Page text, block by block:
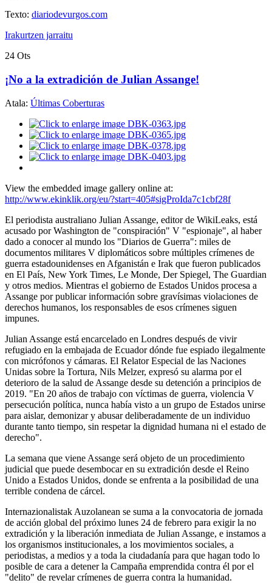
Texto: diariodevurgos.com
Irakurtzen jarraitu
24 Ots
¡No a la extradición de Julian Assange!
Atala: Últimas Coberturas
View the embedded image gallery online at:
http://www.ekinklik.org/eu/?start=405#sigProIda7c1cbf28f
El periodista australiano Julian Assange, editor de WikiLeaks, está
acusado por Washington de "conspiración" V "espionaje", al haber
dado a conocer al mundo los "Diarios de Guerra": miles de
documentos militares V diplomáticos sobre múltiples crímenes de
guerra estadounidenses en Afganistán e Irak que fueron publicados
en El País, New York Times, Le Monde, Der Spiegel, The Guardian
y otros medios. Mientras el gobierno de Estados Unidos procesa a
Assange por publicar información sobre gravísimas violaciones de
derechos humanos, los responsables de esos crímenes siguen
impunes.
Julian Assange está encarcelado en Londres después de vivir
refugiado en la embajada de Ecuador dónde fue espiado ilegalmente
con micrófonos y cámaras. El Relator Especial de las Naciones
Unidas sobre la Tortura, Nils Melzer, expresó su alarma por el
deterioro de la salud de Assange desde su detención a principios de
2019. "En 20 años de trabajo con víctimas de guerra, violencia V
persecución política, nunca había visto a un grupo de Estados unirse
para aislar, demonizar y abusar deliberadamente de un individuo
durante tanto tiempo, sin respetar la dignidad humana ni el estado de
derecho".
La semana que viene Assange será objeto de un procedimiento
judicial que puede desembocar en su extradición desde el Reino
Unido a Estados Unidos, donde se enfrenta a la posibilidad de una
terrible condena de cárcel.
Internazionalistak Auzolanean se suma a la convocatoria de jornada
de acción global del próximo lunes 24 de febrero para exigir la no
extradición y la liberación inmediata de Julian Assange, e instamos a
los organismos institucionales, a los movimientos sociales, a
periodistas, a medios y a toda la ciudadanía para que hagan todo lo
posible de cara a detener la Campaña emprendida contra él por el
"delito" de revelar crímenes de guerra contra la humanidad.